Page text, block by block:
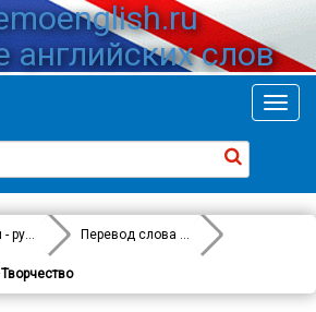
английских слов
Английский - русский Перевод слова
Art
Творчество